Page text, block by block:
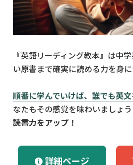
『英語リーディング教本』は中
い原書まで確実に読める力を身に
順番に学んでいけば、誰でも英文
なたもその感覚を味わいましょう
読書力をアップ！
詳細ページ